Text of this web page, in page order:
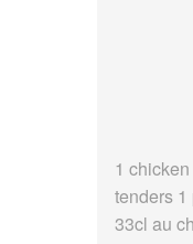
1
tenders
33cl au